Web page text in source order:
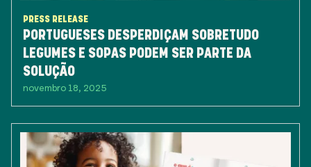
PRESS RELEASE
PORTUGUESES DESPERDIÇAM SOBRETUDO
LEGUMES E SOPAS PODEM SER PARTE DA
SOLUÇÃO
novembro 18, 2025